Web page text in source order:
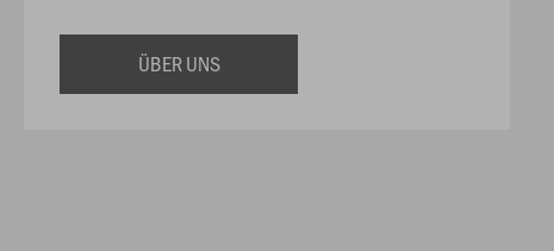
ÜBER UNS